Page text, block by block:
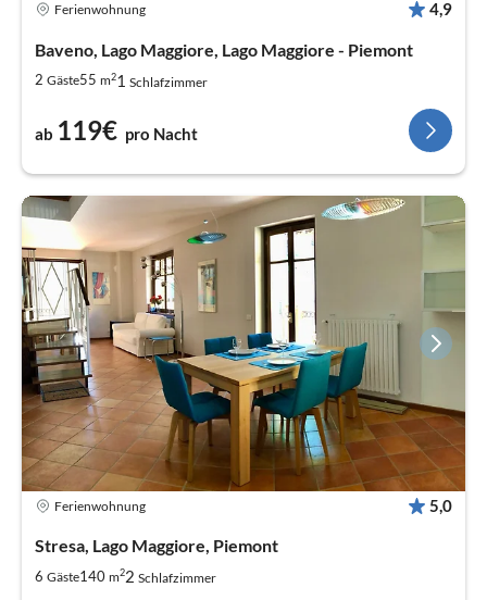
Ferienwohnung 4,9
Baveno, Lago Maggiore, Lago Maggiore - Piemont
2 Gäste55 m21 Schlafzimmer
ab 119€ pro Nacht
Ferienwohnung 5,0
Stresa, Lago Maggiore, Piemont
6 Gäste140 m22 Schlafzimmer